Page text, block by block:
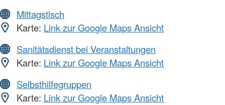
Mittagstisch
Karte: Link zur Google Maps Ansicht
Sanitätsdienst bei Veranstaltungen
Karte: Link zur Google Maps Ansicht
Selbsthilfegruppen
Karte: Link zur Google Maps Ansicht